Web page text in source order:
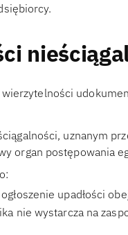
uznanym
organ postępowania
upadłości
nie wystarcza na